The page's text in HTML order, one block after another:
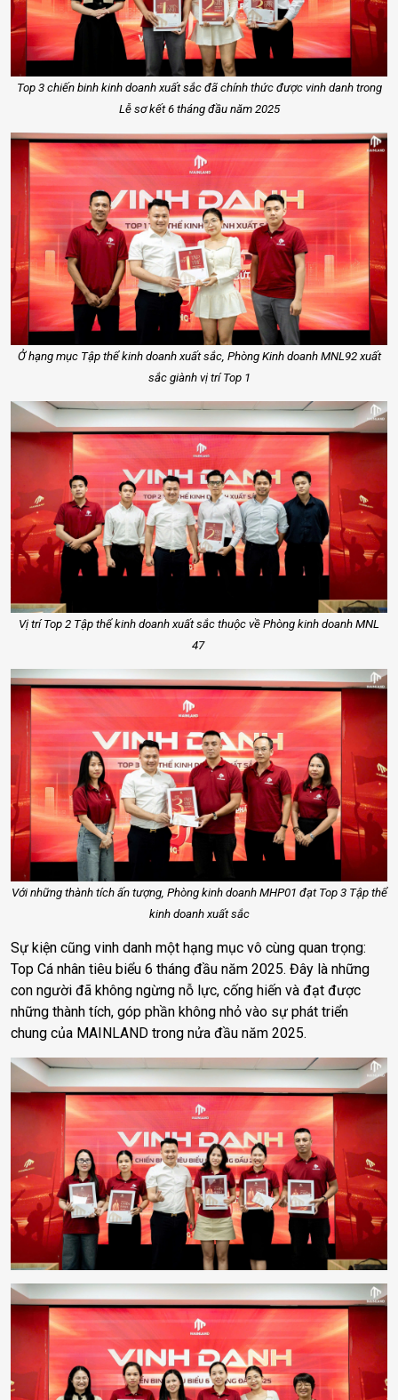
Top 3 chiến binh kinh doanh xuất sắc đã chính thức được vinh danh trong
Lễ sơ kết 6 tháng đầu năm 2025
Ở hạng mục Tập thể kinh doanh xuất sắc, Phòng Kinh doanh MNL92 xuất
sắc giành vị trí Top 1
Vị trí Top 2 Tập thể kinh doanh xuất sắc thuộc về Phòng kinh doanh MNL
47
Với những thành tích ấn tượng, Phòng kinh doanh MHP01 đạt Top 3 Tập thể
kinh doanh xuất sắc
Sự kiện cũng vinh danh một hạng mục vô cùng quan trọng:
Top Cá nhân tiêu biểu 6 tháng đầu năm 2025. Đây là những
con người đã không ngừng nỗ lực, cống hiến và đạt được
những thành tích, góp phần không nhỏ vào sự phát triển
chung của MAINLAND trong nửa đầu năm 2025.